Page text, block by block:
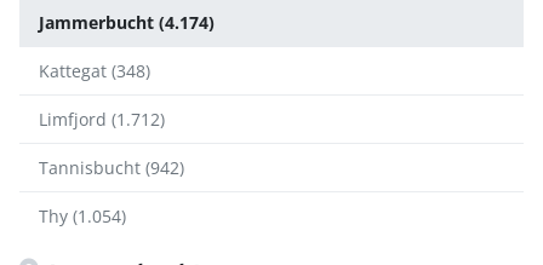
Jammerbucht (4.174)
Kattegat (348)
Limfjord (1.712)
Tannisbucht (942)
Thy (1.054)